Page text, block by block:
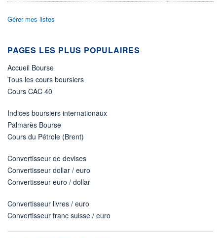
0,00 EUR
ÉLIGIBILITÉ
Boursobank
Gérer mes listes
PAGES LES PLUS POPULAIRES
Accueil Bourse
Tous les cours boursiers
Cours CAC 40
Indices boursiers internationaux
Palmarès Bourse
Cours du Pétrole (Brent)
Convertisseur de devises
Convertisseur dollar / euro
Convertisseur euro / dollar
Convertisseur livres / euro
Convertisseur franc suisse / euro